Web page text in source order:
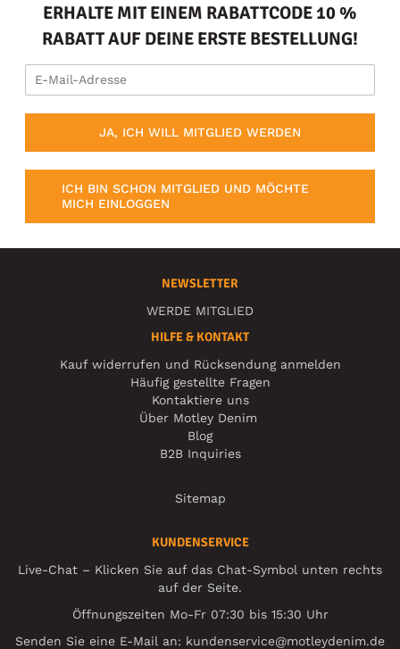
ERHALTE MIT EINEM RABATTCODE 10 %
RABATT AUF DEINE ERSTE BESTELLUNG!
JA, ICH WILL MITGLIED WERDEN
ICH BIN SCHON MITGLIED UND MÖCHTE
MICH EINLOGGEN
NEWSLETTER
WERDE MITGLIED
HILFE & KONTAKT
Kauf widerrufen und Rücksendung anmelden
Häufig gestellte Fragen
Kontaktiere uns
Über Motley Denim
Blog
B2B Inquiries
Sitemap
KUNDENSERVICE
Live-Chat – Klicken Sie auf das Chat-Symbol unten rechts
auf der Seite.
Öffnungszeiten Mo-Fr 07:30 bis 15:30 Uhr
Senden Sie eine E-Mail an: kundenservice@motleydenim.de